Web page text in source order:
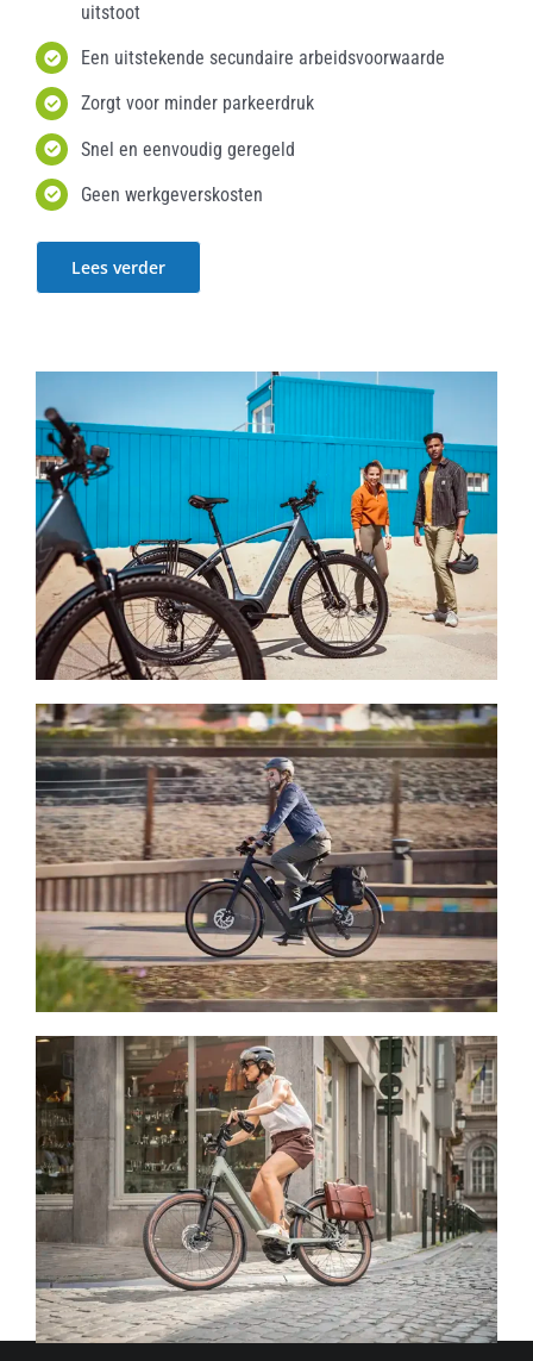
uitstoot
Een uitstekende secundaire arbeidsvoorwaarde
Zorgt voor minder parkeerdruk
Snel en eenvoudig geregeld
Geen werkgeverskosten
Lees verder